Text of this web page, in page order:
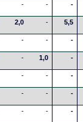
- - -
2,0 - 5,5
- - -
- 1,0 -
- - -
- - -
- - -